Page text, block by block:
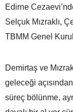
Edirne
Selçuk Mızraklı,
TBMM Genel
Demirtaş ve
geleceği
süreç bölünme,